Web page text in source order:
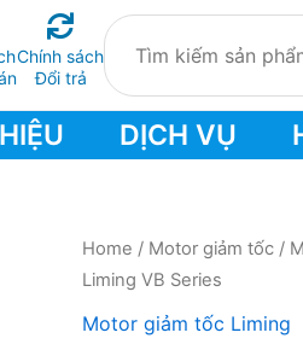
Chính sách
Đổi trả
DỊCH VỤ
Home / Motor giảm tốc /
Liming VB Series
Motor giảm tốc Liming